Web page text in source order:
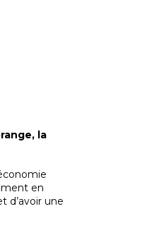
la
en
d’avoir une